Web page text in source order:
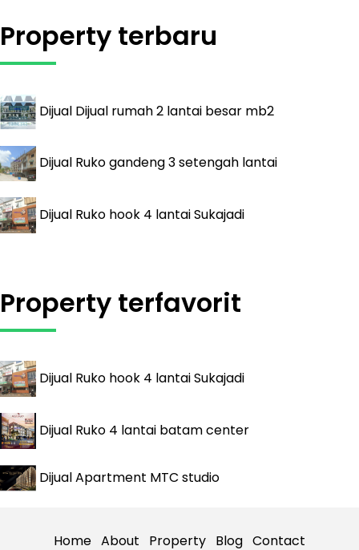
Property terbaru
Dijual Dijual rumah 2 lantai besar mb2
Dijual Ruko gandeng 3 setengah lantai
Dijual Ruko hook 4 lantai Sukajadi
Property terfavorit
Dijual Ruko hook 4 lantai Sukajadi
Dijual Ruko 4 lantai batam center
DijualApartment MTC studio
Home About Property Blog Contact